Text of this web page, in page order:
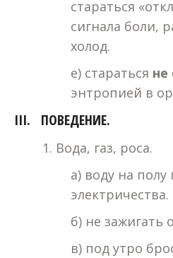
стараться
сигнала боли,
холод.
е) стараться не
энтропией в
III. ПОВЕДЕНИЕ.
1. Вода, газ, роса.
а) воду на
электричества.
б) не зажигать
в) под утро